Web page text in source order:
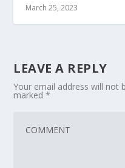
March 25, 2023
LEAVE A REPLY
Your email address will not
marked*